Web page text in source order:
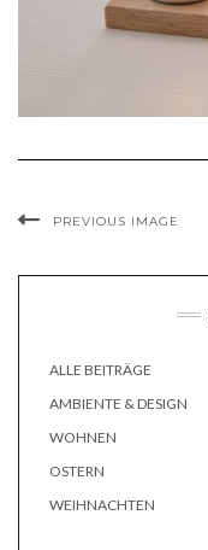
PREVIOUS IMAGE
ALLE BEITRÄGE
AMBIENTE & DESIGN
WOHNEN
OSTERN
WEIHNACHTEN